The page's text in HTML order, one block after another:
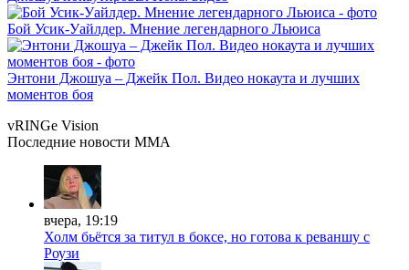
Бой Усик-Уайлдер. Мнение легендарного Льюиса
Энтони Джошуа – Джейк Пол. Видео нокаута и лучших
моментов боя
vRINGe Vision
Последние новости MMA
вчера, 19:19
Холм бьётся за титул в боксе, но готова к реваншу с
Роузи